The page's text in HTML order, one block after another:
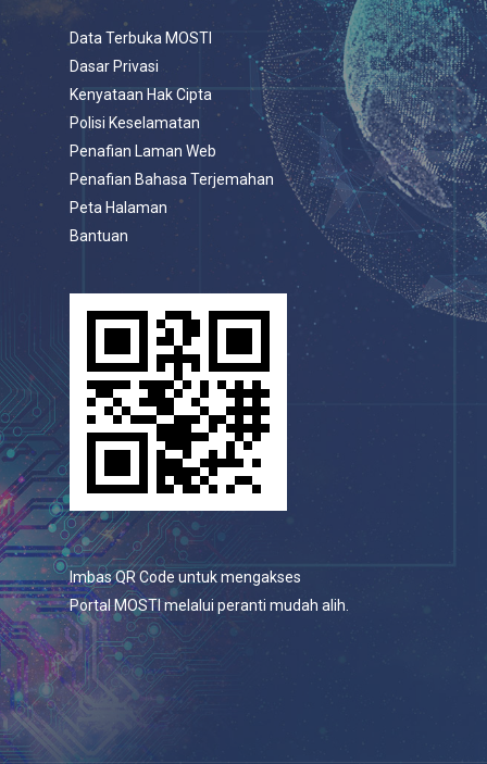
Data Terbuka MOSTI
Dasar Privasi
Kenyataan Hak Cipta
Polisi Keselamatan
Penafian Laman Web
Penafian Bahasa Terjemahan
Peta Halaman
Bantuan
Imbas QR Code untuk mengakses
Portal MOSTI melalui peranti mudah alih.